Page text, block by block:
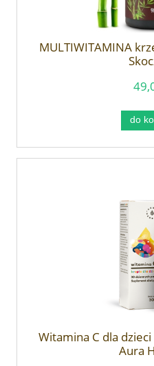
MULTIWITAMINA
do
Witamina C dla
Aura